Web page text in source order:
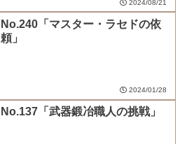
2024/08/21
No.240「マスター・ラセドの依
頼」
2024/01/28
No.137「武器鍛冶職人の挑戦」